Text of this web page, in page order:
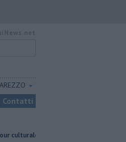
AREZZO
Contatti
regionale Manetti